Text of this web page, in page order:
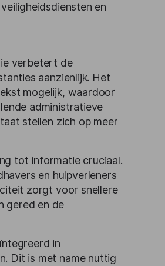
en
verbetert de
aanzienlijk. Het
mogelijk, waardoor
administratieve
stellen zich op meer
tot informatie cruciaal.
en hulpverleners
zorgt voor snellere
gered en de
in
Dit is met name nuttig